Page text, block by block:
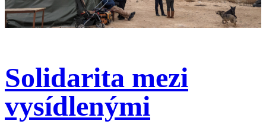
Solidarita mezi
vysídlenými